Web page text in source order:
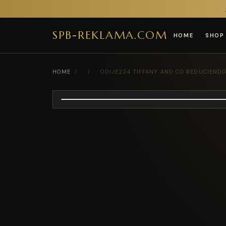
SPB-REKLAMA.COM HOME SHOP
HOME / / ODIJE224 TIFFANY AND CO